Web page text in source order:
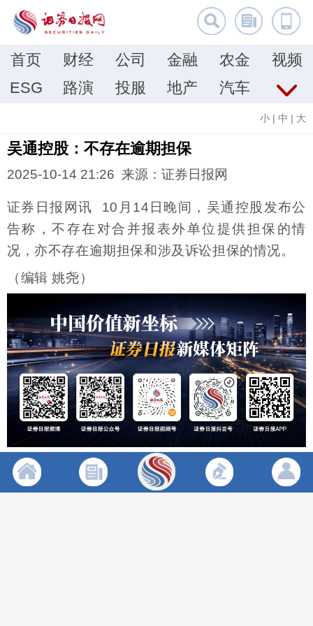
首页 财经 公司 金融 农金
视频
ESG
路演 投服 地产 汽车
小 | 中 | 大
吴通控股：不存在逾期担保
2025-10-14 21:26 来源：证券日报网
证券日报网讯 10月14日晚间，吴通控股发布公
告称，不存在对合并报表外单位提供担保的情
况，亦不存在逾期担保和涉及诉讼担保的情况。
（编辑 姚尧）